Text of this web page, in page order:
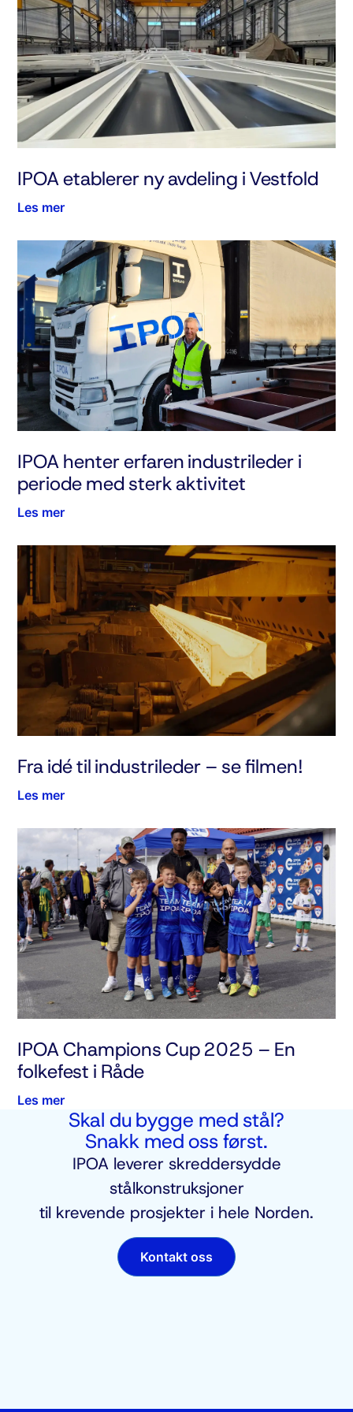
IPOA etablerer ny avdeling i Vestfold
Les mer
IPOA henter erfaren industrileder i
periode med sterk aktivitet
Les mer
Fra idé til industrileder – se filmen!
Les mer
IPOA Champions Cup 2025 – En
folkefest i Råde
Les mer
Skal du bygge med stål?
Snakk med oss først.
IPOA leverer skreddersydde
stålkonstruksjoner
til krevende prosjekter i hele Norden.​
Kontakt oss